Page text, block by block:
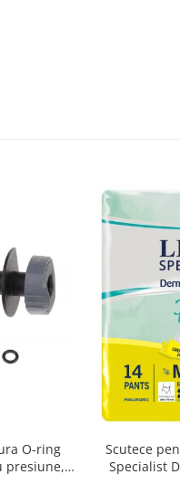
O-ring
presiune,
K3, K4
Scutece
Specialist